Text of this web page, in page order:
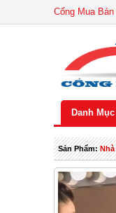
Cổng Mua Bán
Danh
Sản Phẩm: